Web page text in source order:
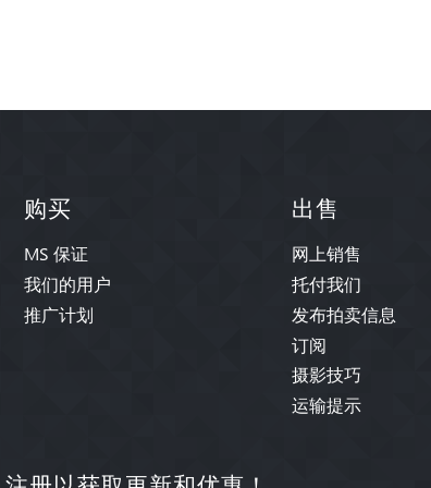
购买
MS 保证
我们的用户
推广计划
出售
网上销售
托付我们
发布拍卖信息
订阅
摄影技巧
运输提示